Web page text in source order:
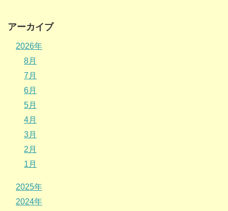
アーカイブ
2026年
8月
7月
6月
5月
4月
3月
2月
1月
2025年
2024年